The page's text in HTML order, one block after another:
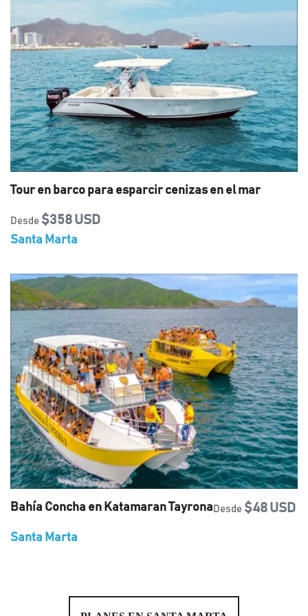
Tour en barco para esparcir cenizas en el mar
Desde $358 USD
Santa Marta
Bahía Concha en Katamaran Tayrona Desde $48 USD
Santa Marta